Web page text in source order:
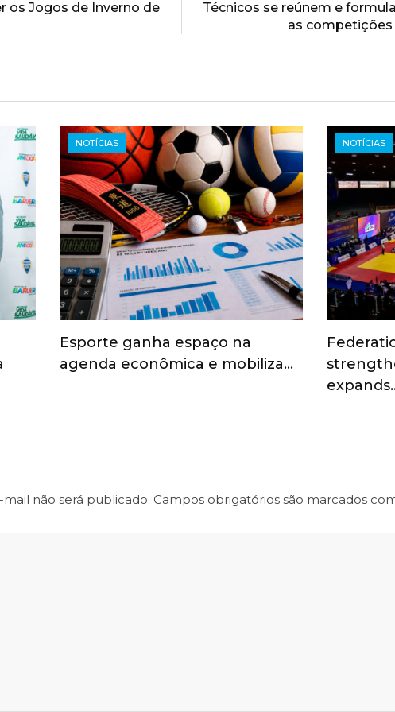
os Jogos de Inverno de
Técnicos se reúnem e
as competições
NOTÍCIAS
Esporte ganha espaço na
agenda econômica e mobiliza…
NOTÍCIAS
não será publicado. Campos obrigatórios são marcados